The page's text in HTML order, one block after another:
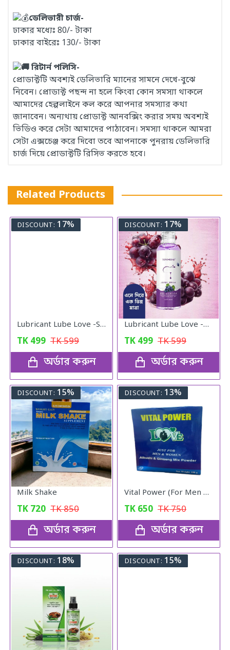
ডেলিভারী চার্জ-
ঢাকার মধ্যেঃ 80/- টাকা
ঢাকার বাইরেঃ 130/- টাকা
রিটার্ন পলিসি-
প্রোডাক্টটি অবশ্যই ডেলিভারি ম্যানের সামনে দেখে-বুঝে
নিবেন। প্রোডাক্ট পছন্দ না হলে কিংবা কোন সমস্যা থাকলে
আমাদের হেল্পলাইনে কল করে আপনার সমস্যার কথা
জানাবেন। অন্যথায় প্রোডাক্ট আনবক্সিং করার সময় অবশ্যই
ভিডিও করে সেটা আমাদের পাঠাবেন। সমস্যা থাকলে আমরা
সেটা এক্সচেঞ্জ করে দিবো তবে আপনাকে পুনরায় ডেলিভারি
চার্জ দিয়ে প্রোডাক্টটি রিসিভ করতে হবে।
Related Products
DISCOUNT: 17%
Lubricant Lube Love -Stroberry Gel
TK 499 TK599
অর্ডার করুন
DISCOUNT: 17%
Lubricant Lube Love -Blueberry Gel
TK 499 TK599
অর্ডার করুন
DISCOUNT: 15%
Milk Shake
TK 720 TK850
অর্ডার করুন
DISCOUNT: 13%
Vital Power (For Men & Woman)
TK 650 TK750
অর্ডার করুন
DISCOUNT: 18% DISCOUNT: 15%